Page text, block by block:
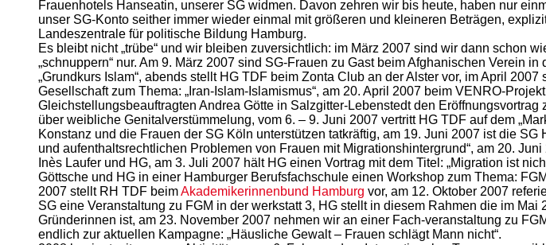
Frauenhotels Hanseatin, unserer SG widmen. Davon zehren wir bis heute, haben nur
unser SG-Konto seither immer wieder einmal mit größeren und kleineren Beträgen,
Landeszentrale für politische Bildung Hamburg.
Es bleibt nicht „trübe“ und wir bleiben zuversichtlich: im März 2007 sind wir dann schon
„schnuppern“ nur. Am 9. März 2007 sind SG-Frauen zu Gast beim Afghanischen Verein
„Grundkurs Islam“, abends stellt HG TDF beim Zonta Club an der Alster vor, im April
Gesellschaft zum Thema: „Iran-Islam-Islamismus“, am 20. April 2007 beim VENRO-
Gleichstellungsbeauftragten Andrea Götte in Salzgitter-Lebenstedt den
über weibliche Genitalverstümmelung, vom 6. – 9. Juni 2007 vertritt HG TDF auf dem
Konstanz und die Frauen der SG Köln unterstützen tatkräftig, am 19. Juni 2007 ist die
und aufenthaltsrechtlichen Problemen von Frauen mit Migrationshintergrund“, am 20.
Inès Laufer und HG, am 3. Juli 2007 hält HG einen Vortrag mit dem Titel: „Migration ist
Göttsche und HG in einer Hamburger Berufsfachschule einen Workshop zum Thema:
2007 stellt RH TDF beimAkademikerinnenbund Hamburg vor, am 12. Oktober 2007
SG eine Veranstaltung zu FGM in der werkstatt 3, HG stellt in diesem Rahmen die im Mai
Gründerinnen ist, am 23. November 2007 nehmen wir an einer Fach-veranstaltung zu
endlich zur aktuellen Kampagne: „Häusliche Gewalt – Frauen schlägt Mann nicht“.